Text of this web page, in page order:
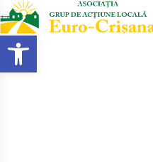
Deschide bara de unelte
conținut